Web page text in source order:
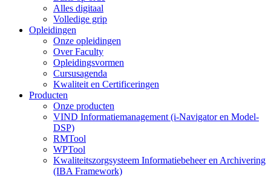
Alles digitaal
Volledige grip
Opleidingen
Onze opleidingen
Over Faculty
Opleidingsvormen
Cursusagenda
Kwaliteit en Certificeringen
Producten
Onze producten
VIND Informatiemanagement (i-Navigator en Model-
DSP)
RMTool
WPTool
Kwaliteitszorgsysteem Informatiebeheer en Archivering
(IBA Framework)